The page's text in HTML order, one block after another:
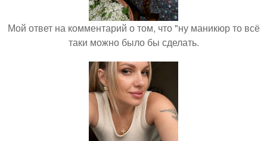
Мой ответ на комментарий о том, что "ну маникюр то всё
таки можно было бы сделать.